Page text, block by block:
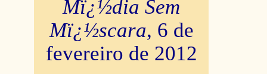
Mï¿½dia Sem
Mï¿½scara, 6 de
fevereiro de 2012